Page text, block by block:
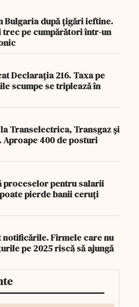
Bulgaria după țigări ieftine.
trec pe cumpărători într-un
Declarația 216. Taxa pe
scumpe se triplează în
Transelectrica, Transgaz și
400 de posturi
proceselor pentru salarii
pierde banii ceruți
notificările. Firmele care nu
pe 2025 riscă să ajungă